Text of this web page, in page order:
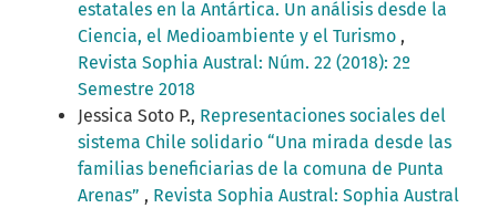
estatales en la Antártica. Un análisis desde la
Ciencia, el Medioambiente y el Turismo ,
Revista Sophia Austral: Núm. 22 (2018): 2º
Semestre 2018
Jessica Soto P., Representaciones sociales del
sistema Chile solidario “Una mirada desde las
familias beneficiarias de la comuna de Punta
Arenas” , Revista Sophia Austral: Sophia Austral